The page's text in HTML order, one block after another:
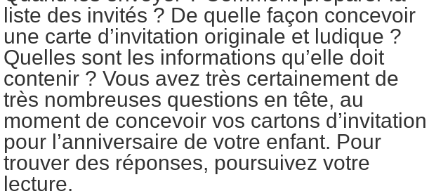
liste des invités ? De quelle façon concevoir
une carte d’invitation originale et ludique ?
Quelles sont les informations qu’elle doit
contenir ? Vous avez très certainement de
très nombreuses questions en tête, au
moment de concevoir vos cartons d’invitation
pour l’anniversaire de votre enfant. Pour
trouver des réponses, poursuivez votre
lecture.